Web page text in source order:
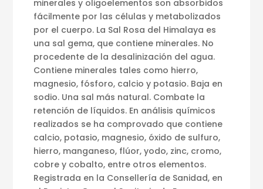
minerales y oligoelementos son absorbidos
fácilmente por las células y metabolizados
por el cuerpo. La Sal Rosa del Himalaya es
una sal gema, que contiene minerales. No
procedente de la desalinización del agua.
Contiene minerales tales como hierro,
magnesio, fósforo, calcio y potasio. Baja en
sodio. Una sal más natural. Combate la
retención de líquidos. En análisis químicos
realizados se ha comprovado que contiene
calcio, potasio, magnesio, óxido de sulfuro,
hierro, manganeso, flúor, yodo, zinc, cromo,
cobre y cobalto, entre otros elementos.
Registrada en la Consellería de Sanidad, en